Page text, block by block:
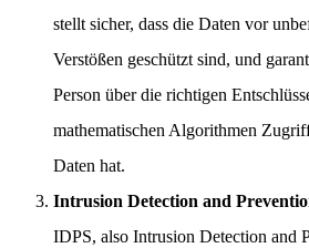
stellt sicher, dass die Daten vor
Verstößen geschützt sind, und
Person über die richtigen
mathematischen Algorithmen
Daten hat.
Intrusion Detection and
IDPS, also Intrusion Detection and